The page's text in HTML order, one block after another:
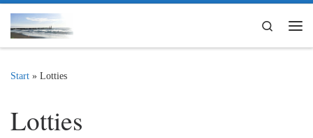
Zum Inhalt springen
Search
Start » Lotties
Lotties